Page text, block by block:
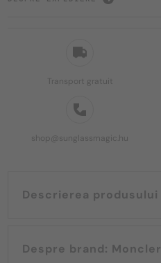
Transport gratuit
shop@sunglassmagic.hu
Descrierea produsului
Despre brand: Moncler